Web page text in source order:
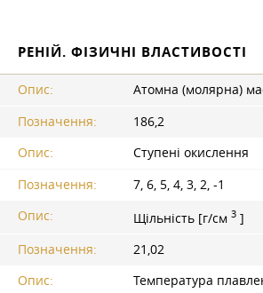
РЕНІЙ. ФІЗИЧНІ ВЛАСТИВОСТІ
Опис:
Атомна (молярна)
Позначення:
186,2
Опис:
Ступені окислення
Позначення:
7, 6, 5, 4, 3, 2, -1
Опис:
Щільність [г/см 3 ]
Позначення:
21,02
Опис:
Температура